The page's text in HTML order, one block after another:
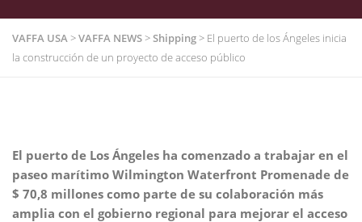
VAFFA USA>VAFFA NEWS>Shipping> El puerto de los Ángeles inicia
la construcción de un proyecto de acceso público
El puerto de Los Ángeles ha comenzado a trabajar en el
paseo marítimo Wilmington Waterfront Promenade de
$ 70,8 millones como parte de su colaboración más
amplia con el gobierno regional para mejorar el acceso